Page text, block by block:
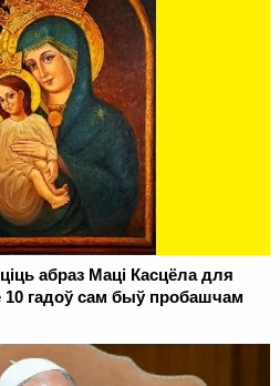
абраз Маці Касцёла для
10 гадоў сам быў пробашчам